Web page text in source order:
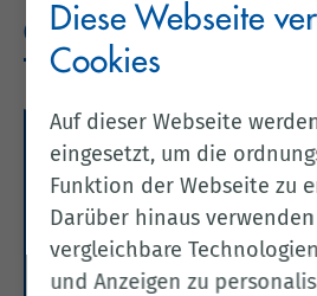
ORDNUNG &
Online-Anträge
Online-Anträge für den
Verkehr“
Weitere Informationen
Diese Webseite
Cookies
Auf dieser Webseite
eingesetzt, um die
Funktion der Webseite zu
Darüber hinaus
vergleichbare
und Anzeigen zu